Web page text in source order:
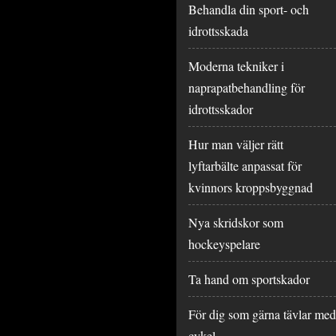
Behandla din sport- och
idrottsskada
Moderna tekniker i
naprapatbehandling för
idrottsskador
Hur man väljer rätt
lyftarbälte anpassat för
kvinnors kroppsbyggnad
Nya skridskor som
hockeyspelare
Ta hand om sportskador
För dig som gärna tävlar med